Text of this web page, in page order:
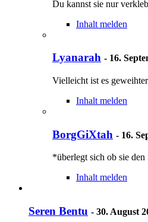
Du kannst sie nur
Inhalt melden
Lyanarah - 16.
Vielleicht ist es
Inhalt melden
BorgGiXtah - 16.
*überlegt sich ob sie
Inhalt melden
Seren Bentu - 30. August